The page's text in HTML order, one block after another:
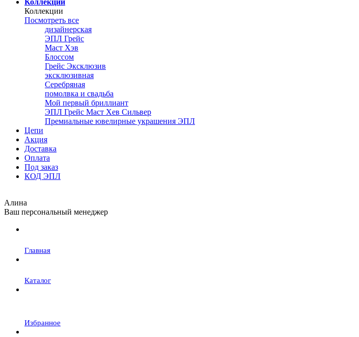
Коллекции
Коллекции
Посмотреть все
дизайнерская
ЭПЛ Грейс
Маст Хэв
Блоссом
Грейс Эксклюзив
эксклюзивная
Серебряная
помолвка и свадьба
Мой первый бриллиант
ЭПЛ Грейс Маст Хев Сильвер
Премиальные ювелирные украшения ЭПЛ
Цепи
Акция
Доставка
Оплата
Под заказ
КОД ЭПЛ
Алина
Ваш персональный менеджер
Главная
Каталог
Избранное